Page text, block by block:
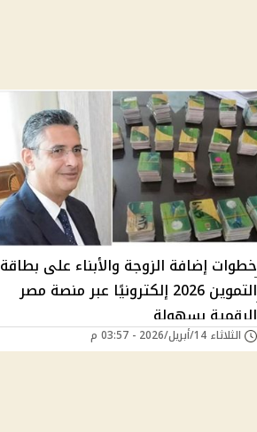
خطوات إضافة الزوجة والأبناء على بطاقة
التموين 2026 إلكترونيًا عبر منصة مصر
الرقمية بسهولة
الثلاثاء 14/أبريل/2026 - 03:57 م